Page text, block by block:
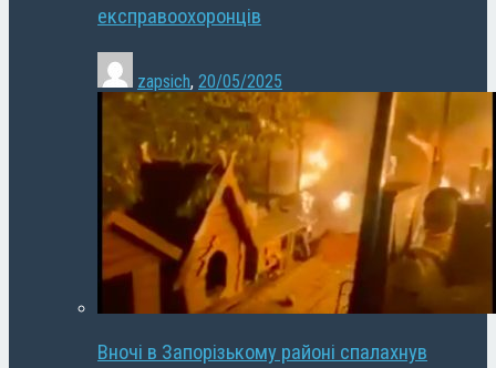
експравоохоронців
zapsich, 20/05/2025
Вночі в Запорізькому районі спалахнув